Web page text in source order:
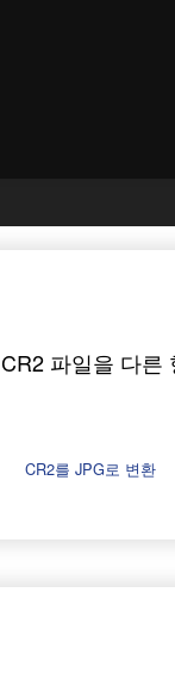
CR2 파일을 다른
CR2를 JPG로 변환